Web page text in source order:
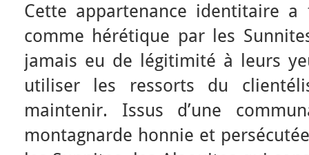
Cette appartenance identitaire a
comme hérétique par les
jamais eu de légitimité à leurs
utiliser les ressorts du
maintenir. Issus d’une
montagnarde honnie et